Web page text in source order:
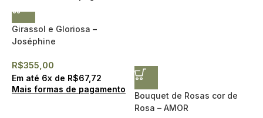
Girassol e Gloriosa –
Joséphine
R$355,00
Em até 6x de R$67,72
Mais formas de pagamento
Bouquet de Rosas cor de
Rosa – AMOR